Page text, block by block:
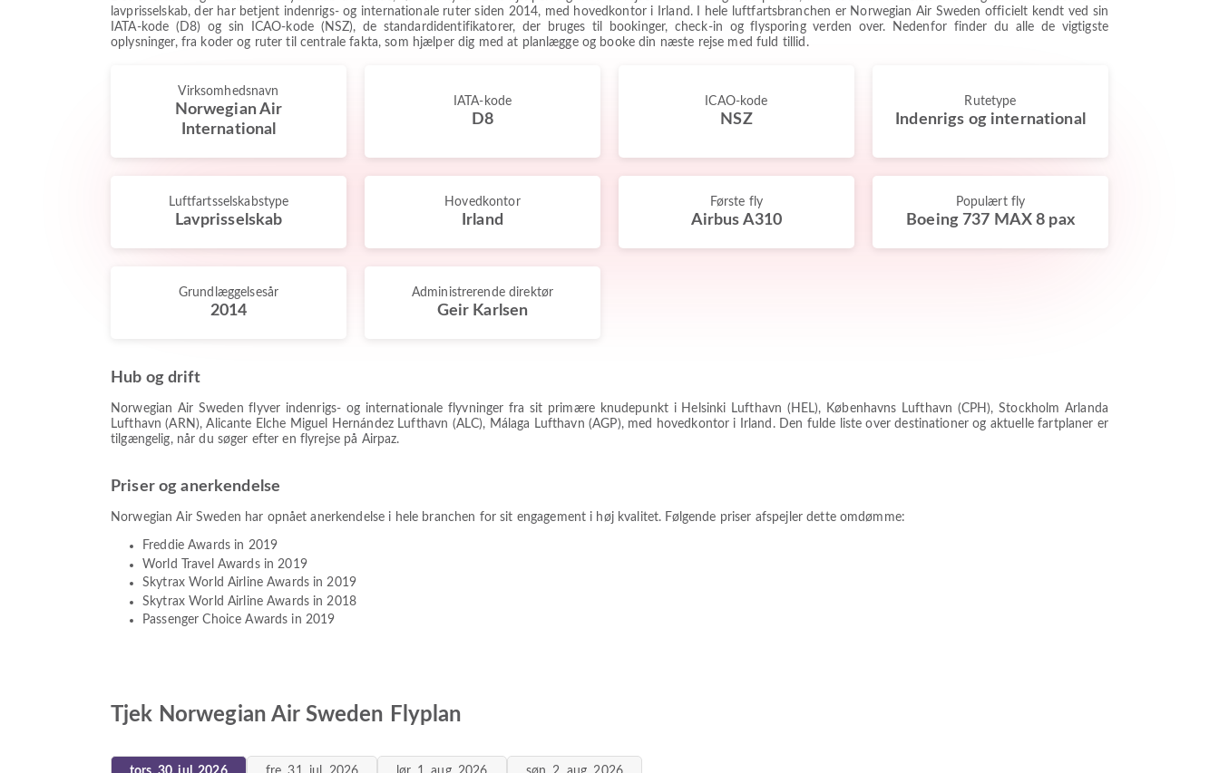
lavprisselskab, der har betjent indenrigs- og internationale ruter siden 2014, med hovedkontor i Irland. I hele luftfartsbranchen er Norwegian Air Sweden officielt kendt ved sin
IATA-kode (D8) og sin ICAO-kode (NSZ), de standardidentifikatorer, der bruges til bookinger, check-in og flysporing verden over. Nedenfor finder du alle de vigtigste
oplysninger, fra koder og ruter til centrale fakta, som hjælper dig med at planlægge og booke din næste rejse med fuld tillid.
Virksomhedsnavn
Norwegian Air
International
IATA-kode
D8
ICAO-kode
NSZ
Rutetype
Indenrigs og international
Luftfartsselskabstype
Lavprisselskab
Hovedkontor
Irland
Første fly
Airbus A310
Populært fly
Boeing 737 MAX 8 pax
Grundlæggelsesår
2014
Administrerende direktør
Geir Karlsen
Hub og drift
Norwegian Air Sweden flyver indenrigs- og internationale flyvninger fra sit primære knudepunkt i Helsinki Lufthavn (HEL), Københavns Lufthavn (CPH), Stockholm Arlanda
Lufthavn (ARN), Alicante Elche Miguel Hernández Lufthavn (ALC), Málaga Lufthavn (AGP), med hovedkontor i Irland. Den fulde liste over destinationer og aktuelle fartplaner er
tilgængelig, når du søger efter en flyrejse på Airpaz.
Priser og anerkendelse
Norwegian Air Sweden har opnået anerkendelse i hele branchen for sit engagement i høj kvalitet. Følgende priser afspejler dette omdømme:
Freddie Awards in 2019
World Travel Awards in 2019
Skytrax World Airline Awards in 2019
Skytrax World Airline Awards in 2018
Passenger Choice Awards in 2019
Tjek Norwegian Air Sweden Flyplan